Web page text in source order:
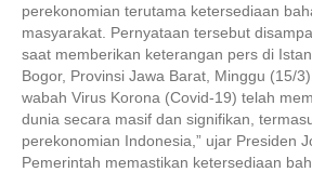
perekonomian terutama ketersediaan
masyarakat. Pernyataan tersebut
saat memberikan keterangan pers di
Bogor, Provinsi Jawa Barat, Minggu (15/
wabah Virus Korona (Covid-19) telah
dunia secara masif dan signifikan,
perekonomian Indonesia,” ujar Presiden
Pemerintah memastikan ketersediaan